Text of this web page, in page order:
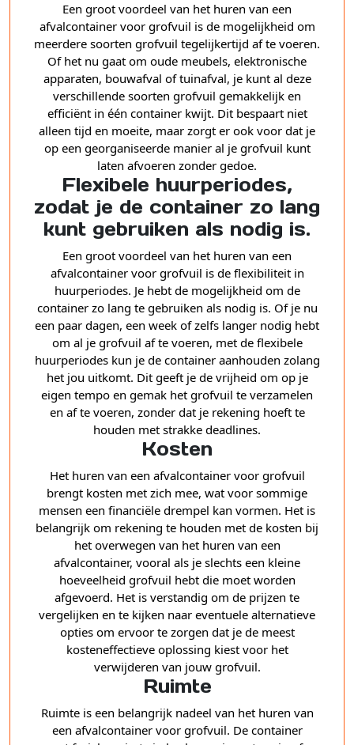
Een groot voordeel van het huren van een
afvalcontainer voor grofvuil is de mogelijkheid om
meerdere soorten grofvuil tegelijkertijd af te voeren.
Of het nu gaat om oude meubels, elektronische
apparaten, bouwafval of tuinafval, je kunt al deze
verschillende soorten grofvuil gemakkelijk en
efficiënt in één container kwijt. Dit bespaart niet
alleen tijd en moeite, maar zorgt er ook voor dat je
op een georganiseerde manier al je grofvuil kunt
laten afvoeren zonder gedoe.
Flexibele huurperiodes,
zodat je de container zo lang
kunt gebruiken als nodig is.
Een groot voordeel van het huren van een
afvalcontainer voor grofvuil is de flexibiliteit in
huurperiodes. Je hebt de mogelijkheid om de
container zo lang te gebruiken als nodig is. Of je nu
een paar dagen, een week of zelfs langer nodig hebt
om al je grofvuil af te voeren, met de flexibele
huurperiodes kun je de container aanhouden zolang
het jou uitkomt. Dit geeft je de vrijheid om op je
eigen tempo en gemak het grofvuil te verzamelen
en af te voeren, zonder dat je rekening hoeft te
houden met strakke deadlines.
Kosten
Het huren van een afvalcontainer voor grofvuil
brengt kosten met zich mee, wat voor sommige
mensen een financiële drempel kan vormen. Het is
belangrijk om rekening te houden met de kosten bij
het overwegen van het huren van een
afvalcontainer, vooral als je slechts een kleine
hoeveelheid grofvuil hebt die moet worden
afgevoerd. Het is verstandig om de prijzen te
vergelijken en te kijken naar eventuele alternatieve
opties om ervoor te zorgen dat je de meest
kosteneffectieve oplossing kiest voor het
verwijderen van jouw grofvuil.
Ruimte
Ruimte is een belangrijk nadeel van het huren van
een afvalcontainer voor grofvuil. De container